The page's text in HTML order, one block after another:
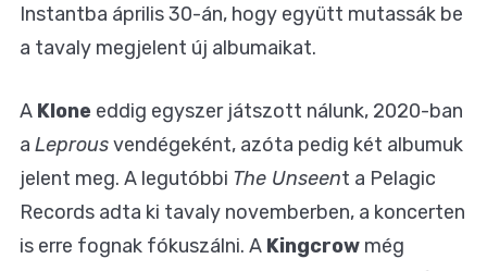
Instantba április 30-án, hogy együtt mutassák be
a tavaly megjelent új albumaikat.
A Klone eddig egyszer játszott nálunk, 2020-ban
a Leprousvendégeként, azóta pedig két albumuk
jelent meg. A legutóbbi The Unseent a Pelagic
Records adta ki tavaly novemberben, a koncerten
is erre fognak fókuszálni. A Kingcrow még